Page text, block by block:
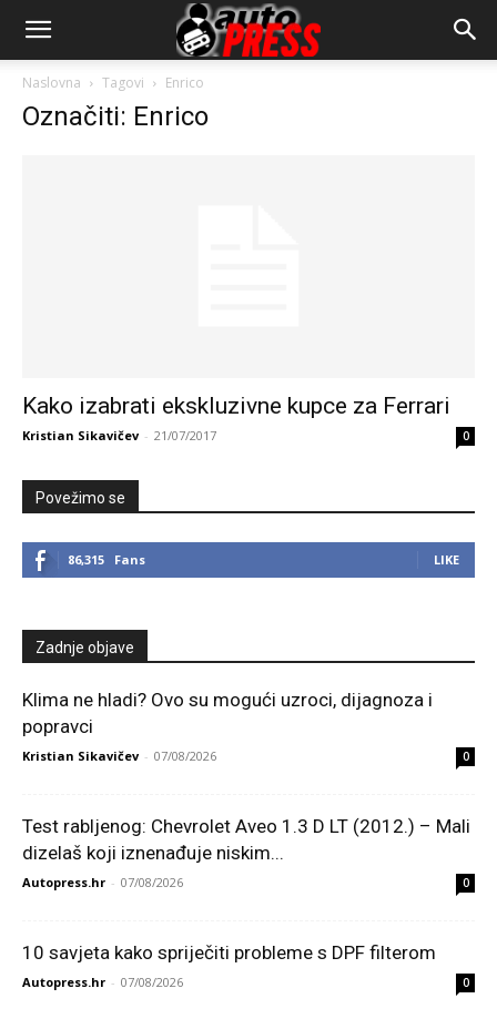
AutopressHR
Naslovna Tagovi Enrico
Označiti: Enrico
Kako izabrati ekskluzivne kupce za Ferrari
Kristian Sikavičev - 21/07/2017 0
Povežimo se
86,315 Fans LIKE
Zadnje objave
Klima ne hladi? Ovo su mogući uzroci, dijagnoza i
popravci
Kristian Sikavičev - 07/08/2026 0
Test rabljenog: Chevrolet Aveo 1.3 D LT (2012.) – Mali
dizelaš koji iznenađuje niskim...
Autopress.hr - 07/08/2026 0
10 savjeta kako spriječiti probleme s DPF filterom
Autopress.hr - 07/08/2026 0